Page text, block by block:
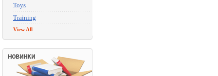
Toys
Training
View All